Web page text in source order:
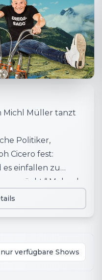
Michl Müller tanzt
Politiker,
Cicero fest:
einfallen zu
verrückt.“ Mehr als
Aussage nun
Michl Müller,
of Life“. In dem
Künstler
verfügbare Shows